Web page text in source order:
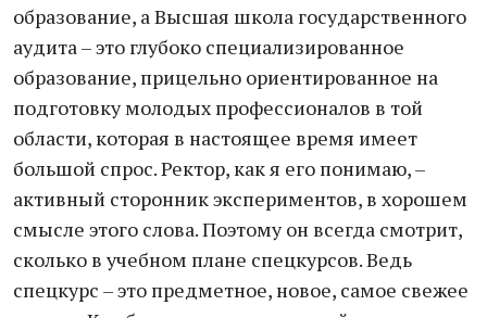
образование, а Высшая школа государственного
аудита – это глубоко специализированное
образование, прицельно ориентированное на
подготовку молодых профессионалов в той
области, которая в настоящее время имеет
большой спрос. Ректор, как я его понимаю, –
активный сторонник экспериментов, в хорошем
смысле этого слова. Поэтому он всегда смотрит,
сколько в учебном плане спецкурсов. Ведь
спецкурс – это предметное, новое, самое свежее